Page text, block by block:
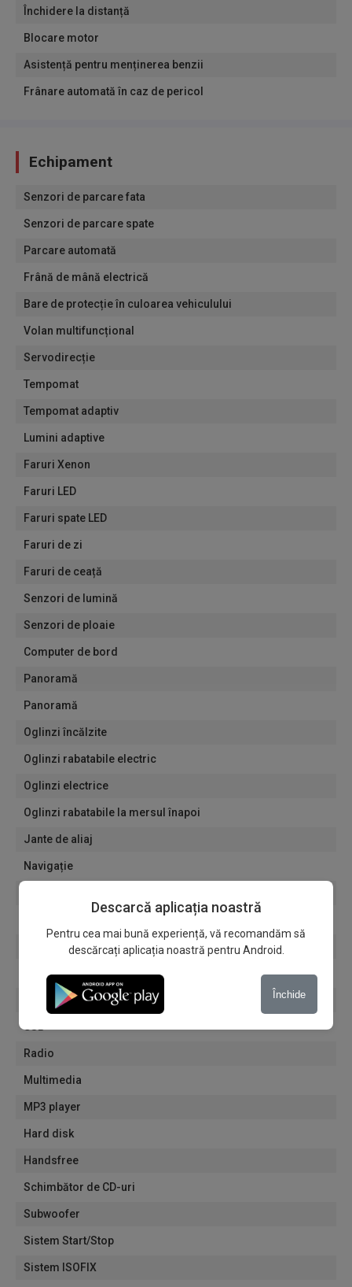
Închidere la distanță
Blocare motor
Asistență pentru menținerea benzii
Frânare automată în caz de pericol
Echipament
Senzori de parcare fata
Senzori de parcare spate
Parcare automată
Frână de mână electrică
Bare de protecție în culoarea vehiculului
Volan multifuncțional
Servodirecție
Tempomat
Tempomat adaptiv
Lumini adaptive
Faruri Xenon
Faruri LED
Faruri spate LED
Faruri de zi
Faruri de ceață
Senzori de lumină
Senzori de ploaie
Computer de bord
Panoramă
Panoramă
Oglinzi încălzite
Oglinzi rabatabile electric
Oglinzi electrice
Oglinzi rabatabile la mersul înapoi
Jante de aliaj
Navigație
Încălzitoare de parbriz
Încălzitoare de scaune față
Bluetooth
USB
Radio
Multimedia
MP3 player
Hard disk
Handsfree
Schimbător de CD-uri
Subwoofer
Sistem Start/Stop
Sistem ISOFIX
Descarcă aplicația noastră
Pentru cea mai bună experiență, vă recomandăm să
descărcați aplicația noastră pentru Android.
Închide